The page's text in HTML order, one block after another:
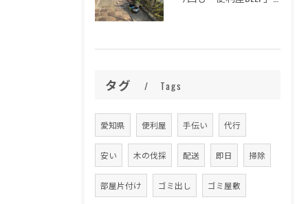
タグ Tags
愛知県 便利屋 手伝い 代行
安い 木の伐採 配送 即日 掃除
部屋片付け ゴミ出し ゴミ屋敷